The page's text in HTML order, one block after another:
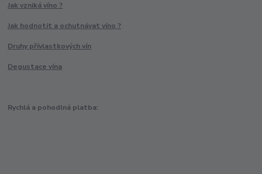
Jak vzniká víno ?
Jak hodnotit a ochutnávat víno ?
Druhy přívlastkových vín
Degustace vína
Rychlá a pohodlná platba: